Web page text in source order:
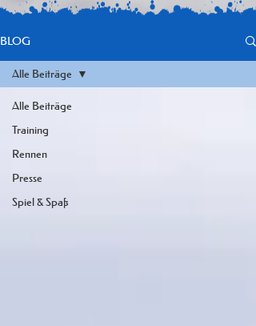
BLOG
Alle Beiträge
Training
Rennen
Presse
Spiel & Spaß
Alle Beiträge